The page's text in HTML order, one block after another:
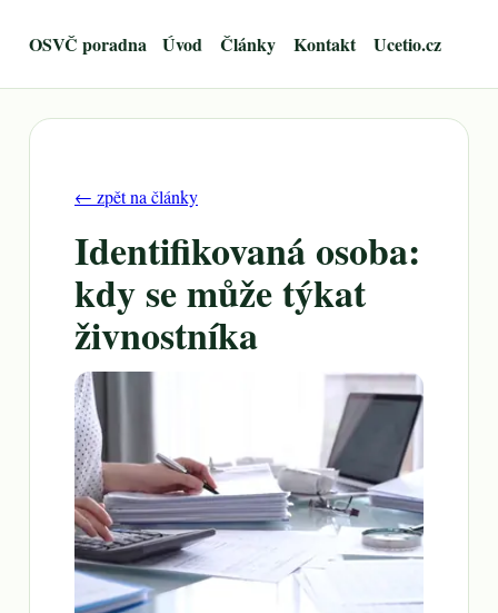
OSVČ poradna Úvod Články Kontakt Ucetio.cz
← zpět na články
Identifikovaná osoba:
kdy se může týkat
živnostníka